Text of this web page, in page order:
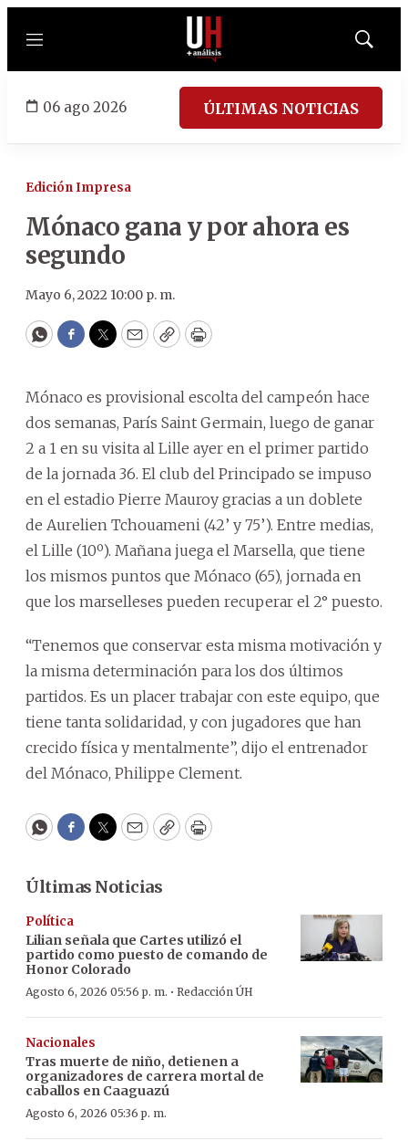
Menú
Mostrar
06 ago 2026 ÚLTIMAS NOTICIAS
Edición Impresa
Mónaco gana y por ahora es
segundo
Mayo 6, 2022 10:00 p. m.
WhatsApp
Facebook
Twitter
EmailCopyPrint
Mónaco es provisional escolta del campeón hace
dos semanas, París Saint Germain, luego de ganar
2 a 1 en su visita al Lille ayer en el primer partido
de la jornada 36. El club del Principado se impuso
en el estadio Pierre Mauroy gracias a un doblete
de Aurelien Tchouameni (42’ y 75’). Entre medias,
el Lille (10º). Mañana juega el Marsella, que tiene
los mismos puntos que Mónaco (65), jornada en
que los marselleses pueden recuperar el 2° puesto.
“Tenemos que conservar esta misma motivación y
la misma determinación para los dos últimos
partidos. Es un placer trabajar con este equipo, que
tiene tanta solidaridad, y con jugadores que han
crecido física y mentalmente”, dijo el entrenador
del Mónaco, Philippe Clement.
WhatsApp
Facebook
Twitter
EmailCopyPrint
Últimas Noticias
Política
Lilian señala que Cartes utilizó el
partido como puesto de comando de
Honor Colorado
Agosto 6, 2026 05:56 p. m. · Redacción ÚH
Nacionales
Tras muerte de niño, detienen a
organizadores de carrera mortal de
caballos en Caaguazú
Agosto 6, 2026 05:36 p. m.